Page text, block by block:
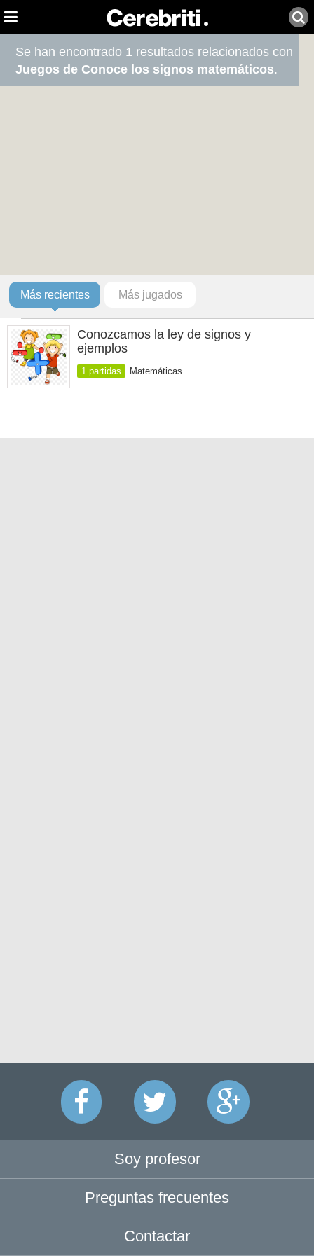
Se han encontrado 1 resultados relacionados con
Juegos de Conoce los signos matemáticos.
Más recientes Más jugados
Conozcamos la ley de signos y
ejemplos
1 partidas Matemáticas
Soy profesor
Preguntas frecuentes
Contactar